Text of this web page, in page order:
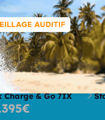
Charge & Go 7IX